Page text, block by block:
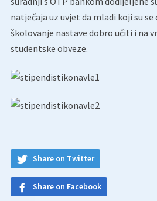
natječaja uz uvjet da mladi koji su
školovanje nastave dobro učiti i na
studentske obveze.
Share on Twitter
Share on Facebook